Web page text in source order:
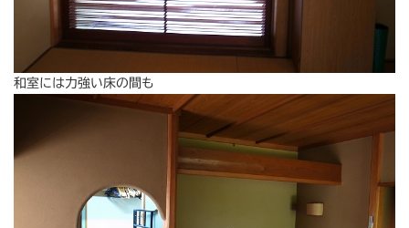
和室には力強い床の間も